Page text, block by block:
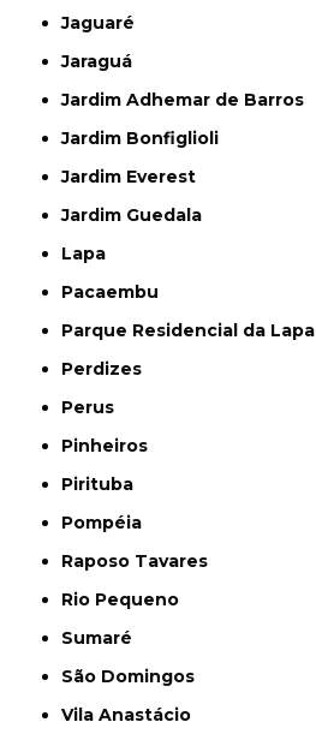
Jaguaré
Jaraguá
Jardim Adhemar de Barros
Jardim Bonfiglioli
Jardim Everest
Jardim Guedala
Lapa
Pacaembu
Parque Residencial da Lapa
Perdizes
Perus
Pinheiros
Pirituba
Pompéia
Raposo Tavares
Rio Pequeno
Sumaré
São Domingos
Vila Anastácio